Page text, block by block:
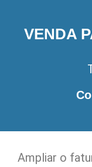
VENDA
Ampliar o